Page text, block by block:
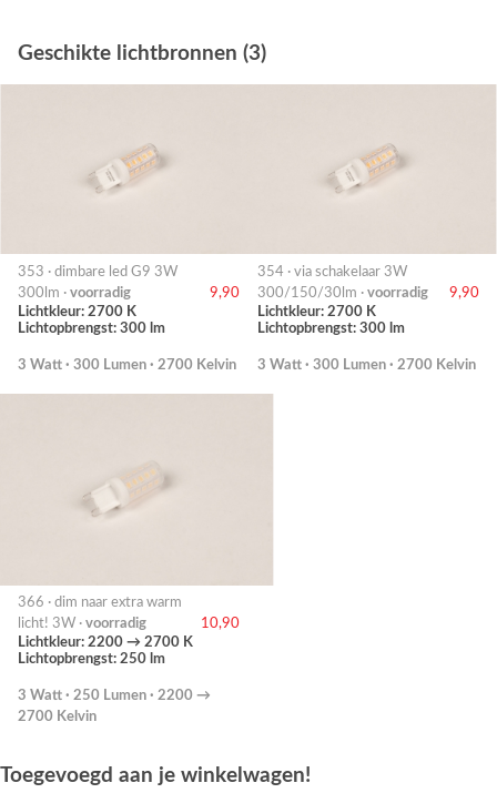
Geschikte lichtbronnen (3)
353 · dimbare led G9 3W
300lm · voorradig
9,90
Lichtkleur: 2700 K
Lichtopbrengst: 300 lm
3 Watt · 300 Lumen · 2700 Kelvin
354 · via schakelaar 3W
300/150/30lm · voorradig
9,90
Lichtkleur: 2700 K
Lichtopbrengst: 300 lm
3 Watt · 300 Lumen · 2700 Kelvin
366 · dim naar extra warm
licht! 3W · voorradig
10,90
Lichtkleur: 2200 → 2700 K
Lichtopbrengst: 250 lm
3 Watt · 250 Lumen · 2200 →
2700 Kelvin
Toegevoegd aan je winkelwagen!